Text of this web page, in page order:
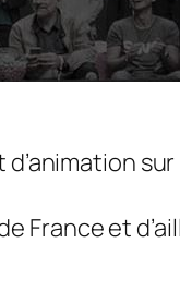
France et